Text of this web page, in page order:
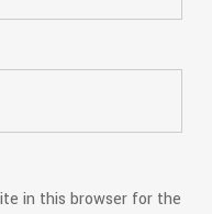
in this browser for the